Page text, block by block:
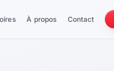
À propos Contact